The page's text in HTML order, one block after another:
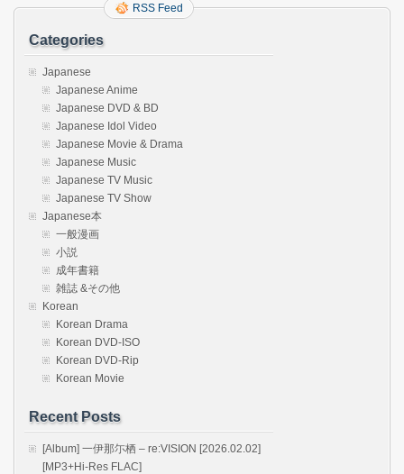
RSS Feed
Categories
Japanese
Japanese Anime
Japanese DVD & BD
Japanese Idol Video
Japanese Movie & Drama
Japanese Music
Japanese TV Music
Japanese TV Show
Japanese本
一般漫画
小説
成年書籍
雑誌 &その他
Korean
Korean Drama
Korean DVD-ISO
Korean DVD-Rip
Korean Movie
Recent Posts
[Album] 一伊那尓栖 – re:VISION [2026.02.02]
[MP3+Hi-Res FLAC]